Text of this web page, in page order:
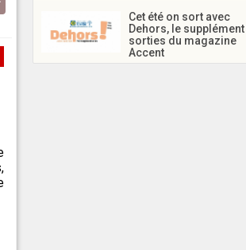
Cet été on sort avec
Dehors, le supplément
sorties du magazine
Accent